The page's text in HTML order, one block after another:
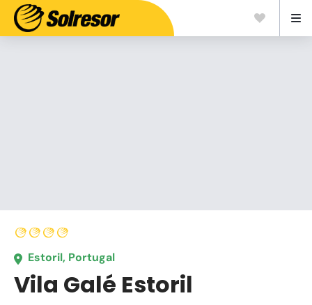
Estoril, Portugal
Vila Galé Estoril